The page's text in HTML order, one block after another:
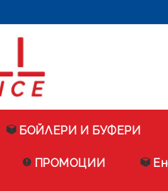
БОЙЛЕРИ И БУФЕРИ
ПРОМОЦИИ